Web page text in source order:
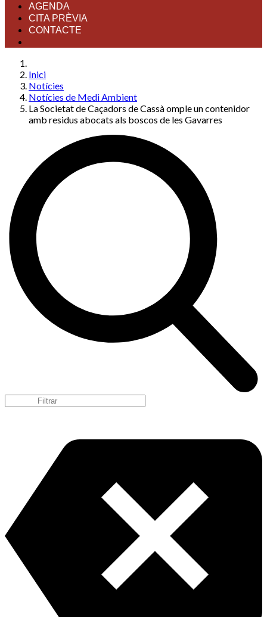
AGENDA
CITA PRÈVIA
CONTACTE
Inici
Notícies
Notícies de Medi Ambient
La Societat de Caçadors de Cassà omple un contenidor
amb residus abocats als boscos de les Gavarres